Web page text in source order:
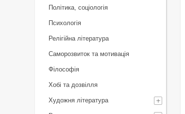
Політика, соціологія
Психологія
Релігійна література
Саморозвиток та мотивація
Філософія
Хобі та дозвілля
Художня література